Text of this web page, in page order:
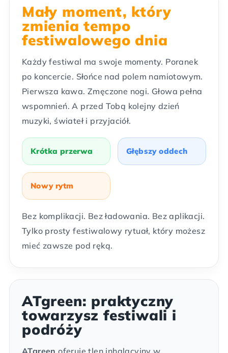
Mały moment, który
zmienia tempo
festiwalowego dnia
Każdy festiwal ma swoje momenty. Poranek
po koncercie. Słońce nad polem namiotowym.
Pierwsza kawa. Zmęczone nogi. Głowa pełna
wspomnień. A przed Tobą kolejny dzień
muzyki, świateł i przyjaciół.
Krótka przerwa Głębszy oddech
Nowy rytm
Bez komplikacji. Bez ładowania. Bez aplikacji.
Tylko prosty festiwalowy rytuał, który możesz
mieć zawsze pod ręką.
ATgreen: praktyczny
towarzysz festiwali i
podróży